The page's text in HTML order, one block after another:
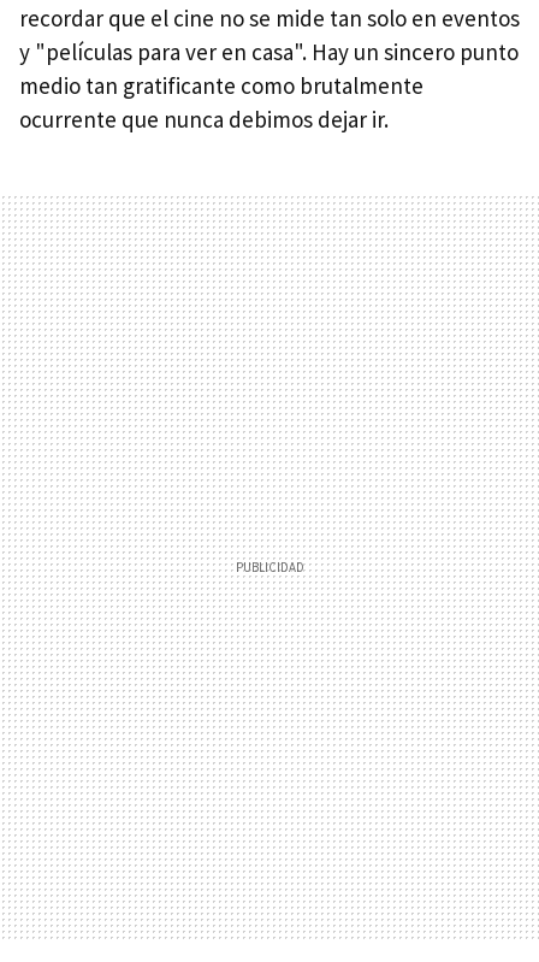
recordar que el cine no se mide tan solo en eventos
y "películas para ver en casa". Hay un sincero punto
medio tan gratificante como brutalmente
ocurrente que nunca debimos dejar ir.